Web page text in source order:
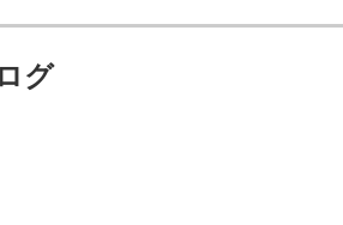
グ